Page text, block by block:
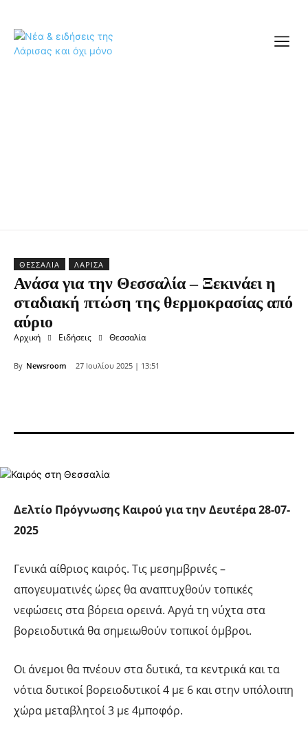
ΘΕΣΣΑΛΊΑ ΛΆΡΙΣΑ
Ανάσα για την Θεσσαλία – Ξεκινάει η
σταδιακή πτώση της θερμοκρασίας από
αύριο
Αρχική Ειδήσεις Θεσσαλία
By Newsroom 27 Ιουλίου 2025 | 13:51
Δελτίο Πρόγνωσης Καιρού για την Δευτέρα 28-07-
2025
Γενικά αίθριος καιρός. Τις μεσημβρινές –
απογευματινές ώρες θα αναπτυχθούν τοπικές
νεφώσεις στα βόρεια ορεινά. Αργά τη νύχτα στα
βορειοδυτικά θα σημειωθούν τοπικοί όμβροι.
Οι άνεμοι θα πνέουν στα δυτικά, τα κεντρικά και τα
νότια δυτικοί βορειοδυτικοί 4 με 6 και στην υπόλοιπη
χώρα μεταβλητοί 3 με 4μποφόρ.